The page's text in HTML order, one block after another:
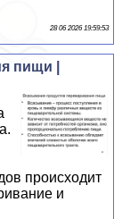
28 06 2026 19:59:53
пищи |
происходит
и